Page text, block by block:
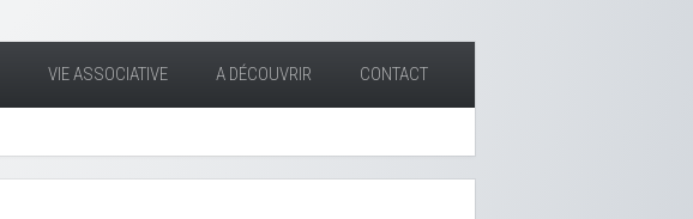
VIE ASSOCIATIVE A DÉCOUVRIR CONTACT